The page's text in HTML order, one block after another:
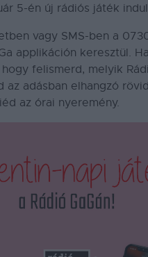
5-én új rádiós játék
vagy SMS-ben a
applikáción keresztül.
felismerd, melyik
az adásban elhangzó
az órai nyeremény.